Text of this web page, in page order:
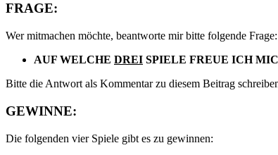
FRAGE:
Wer mitmachen möchte, beantworte mir bitte folgende Frage:
AUF WELCHE DREI SPIELE FREUE ICH
Bitte die Antwort als Kommentar zu diesem Beitrag
GEWINNE:
Die folgenden vier Spiele gibt es zu gewinnen: